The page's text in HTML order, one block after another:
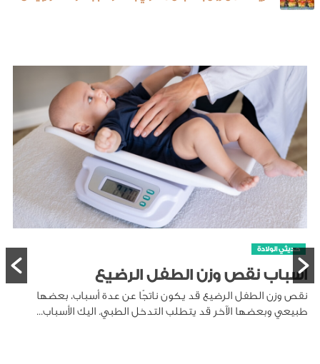
حديثي الولادة
أسباب نقص وزن الطفل الرضيع
نقص وزن الطفل الرضيع قد يكون ناتجًا عن عدة أسباب، بعضها
طبيعي وبعضها الآخر قد يتطلب التدخل الطبي. اليك الأسباب...